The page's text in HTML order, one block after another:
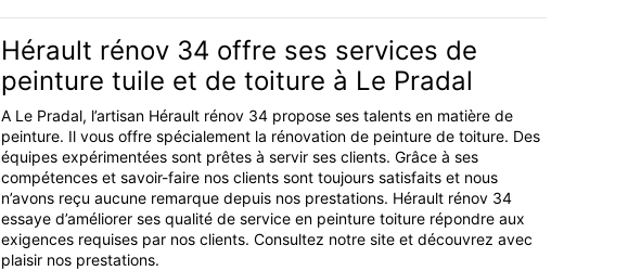
Hérault rénov 34 offre ses services de
peinture tuile et de toiture à Le Pradal
A Le Pradal, l’artisan Hérault rénov 34 propose ses talents en matière de
peinture. Il vous offre spécialement la rénovation de peinture de toiture. Des
équipes expérimentées sont prêtes à servir ses clients. Grâce à ses
compétences et savoir-faire nos clients sont toujours satisfaits et nous
n’avons reçu aucune remarque depuis nos prestations. Hérault rénov 34
essaye d’améliorer ses qualité de service en peinture toiture répondre aux
exigences requises par nos clients. Consultez notre site et découvrez avec
plaisir nos prestations.